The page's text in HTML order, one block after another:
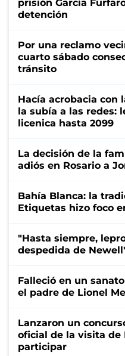
prisión García
detención
Por una reclamo
cuarto sábado
tránsito
Hacía acrobacia con
la subía a las redes:
licenica hasta 2099
La decisión de la
adiós en Rosario a
Bahía Blanca: la
Etiquetas hizo foco
"Hasta siempre,
despedida de
Falleció en un
el padre de Lionel
Lanzaron un
oficial de la visita de
participar